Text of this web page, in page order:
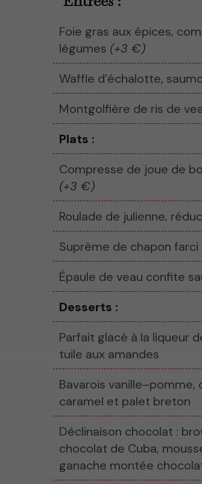
Foie gras aux épices,
légumes (+3 €)
Waffle d’échalotte,
Montgolfière de ris de
Plats :
Compresse de joue de
(+3 €)
Roulade de julienne,
Suprême de chapon farci
Épaule de veau confite
Desserts :
Parfait glacé à la liqueur
tuile aux amandes
Bavarois
caramel et palet breton
Déclinaison chocolat :
chocolat de Cuba,
ganache montée